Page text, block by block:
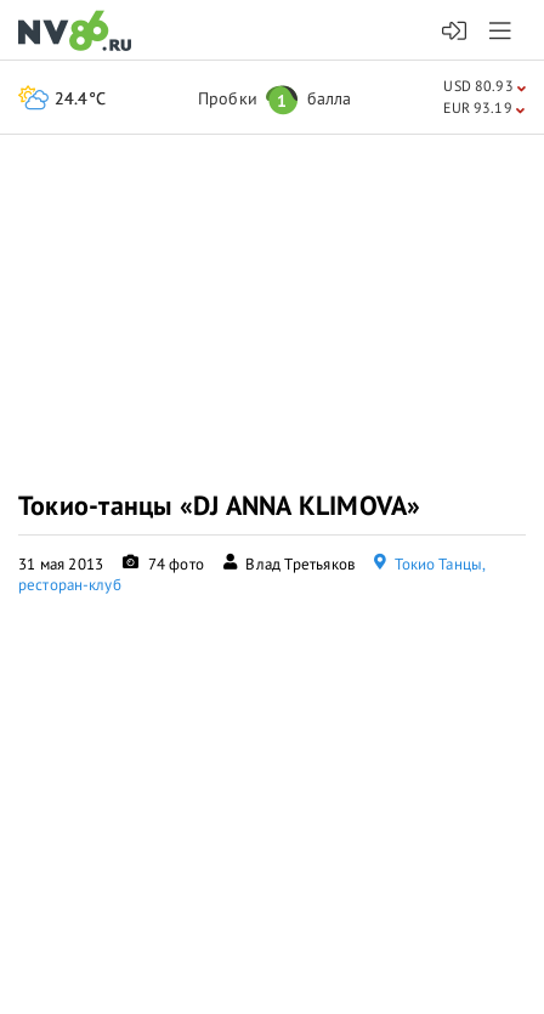
Токио-танцы «DJ ANNA KLIMOVA»
31 мая 2013 74 фото Влад Третьяков
Токио Танцы,
ресторан-клуб
24.4°C Пробки 1 балла
USD 80.93
EUR 93.19